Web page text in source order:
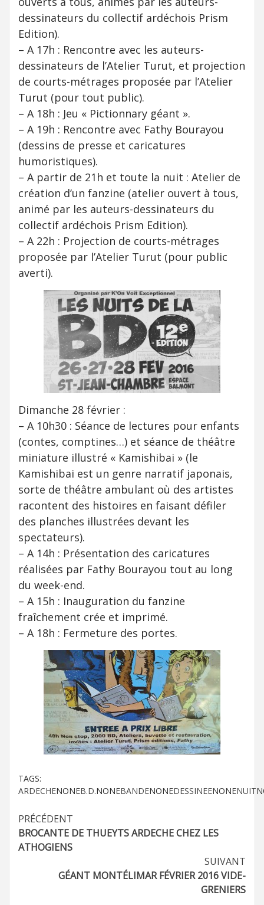
dessinateurs du collectif ardéchois Prism
Edition).
– A 17h : Rencontre avec les auteurs-
dessinateurs de l’Atelier Turut, et projection
de courts-métrages proposée par l’Atelier
Turut (pour tout public).
– A 18h : Jeu « Pictionnary géant ».
– A 19h : Rencontre avec Fathy Bourayou
(dessins de presse et caricatures
humoristiques).
– A partir de 21h et toute la nuit : Atelier de
création d’un fanzine (atelier ouvert à tous,
animé par les auteurs-dessinateurs du
collectif ardéchois Prism Edition).
– A 22h : Projection de courts-métrages
proposée par l’Atelier Turut (pour public
averti).
Dimanche 28 février :
– A 10h30 : Séance de lectures pour enfants
(contes, comptines…) et séance de théâtre
miniature illustré « Kamishibai » (le
Kamishibai est un genre narratif japonais,
sorte de théâtre ambulant où des artistes
racontent des histoires en faisant défiler
des planches illustrées devant les
spectateurs).
– A 14h : Présentation des caricatures
réalisées par Fathy Bourayou tout au long
du week-end.
– A 15h : Inauguration du fanzine
fraîchement crée et imprimé.
– A 18h : Fermeture des portes.
TAGS:
ARDECHENONEB.D.NONEBANDENONEDESSINEENONENUIT
Navigation
d’article
PRÉCÉDENT
BROCANTE DE THUEYTS ARDECHE CHEZ LES
ATHOGIENS
SUIVANT
GÉANT MONTÉLIMAR FÉVRIER 2016 VIDE-
GRENIERS